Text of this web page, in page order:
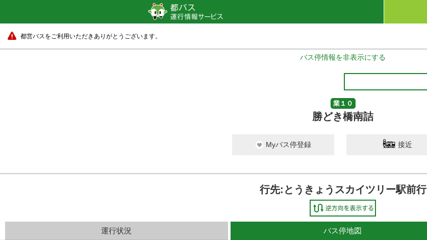
都営バスをご利用いただきありがとうございます。
バス停情報を非表示にする
業１０
勝どき橋南詰
Myバス停登録 接近
行先:とうきょうスカイツリー駅前行
運行状況 バス停地図